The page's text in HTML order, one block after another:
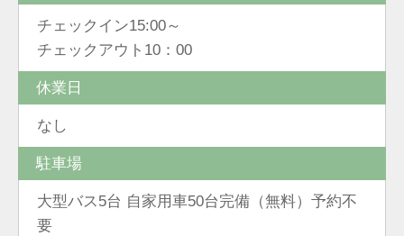
チェックイン15:00～
チェックアウト10：00
休業日
なし
駐車場
大型バス5台 自家用車50台完備（無料）予約不
要